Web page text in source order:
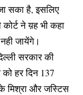
सका है, इसलिए
ने य़ह भी कहा
जायेंगे।
सरकार की
हर दिन 137
मिश्रा और जस्टिस